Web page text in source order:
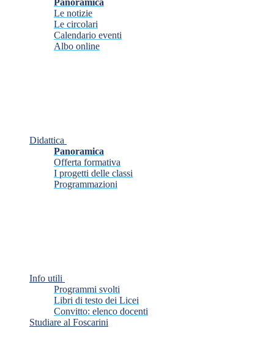
Panoramica
Le notizie
Le circolari
Calendario eventi
Albo online
Didattica
Panoramica
Offerta formativa
I progetti delle classi
Programmazioni
Info utili
Programmi svolti
Libri di testo dei Licei
Convitto: elenco docenti
Studiare al Foscarini